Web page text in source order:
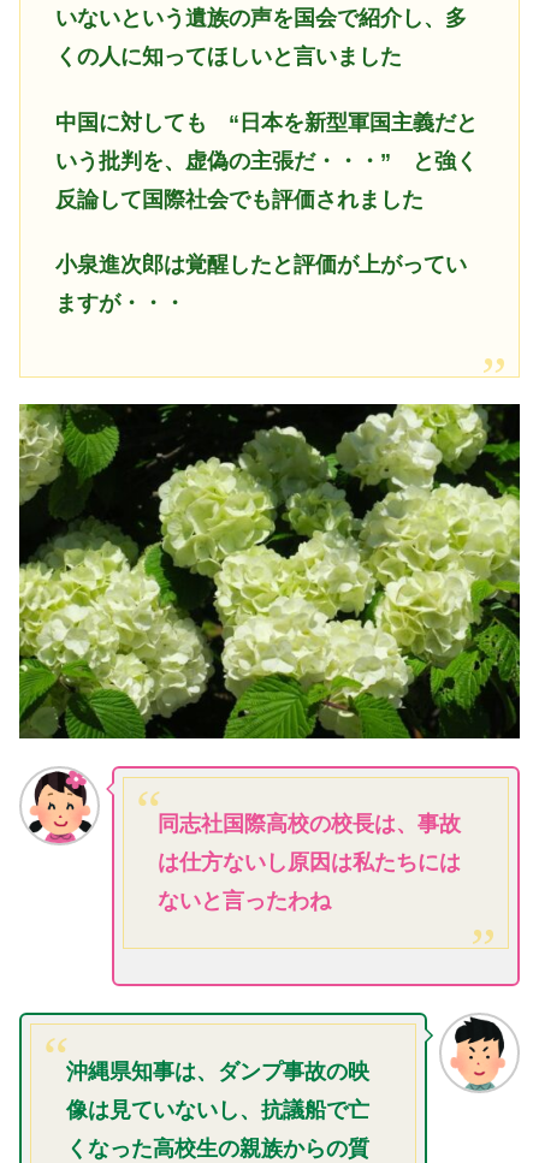
いないという遺族の声を国会で紹介し、多
くの人に知ってほしいと言いました
中国に対しても
“日本を新型軍国主義だと
いう批判を、虚偽の主張だ・・・” と強く
反論して国際社会でも評価されました
小泉進次郎は覚醒したと評価が上がってい
ますが・・・
同志社国際高校の校長は、事故
は仕方ないし原因は私たちには
ないと言ったわね
沖縄県知事は、ダンプ事故の映
像は見ていないし、抗議船で亡
くなった高校生の親族からの質